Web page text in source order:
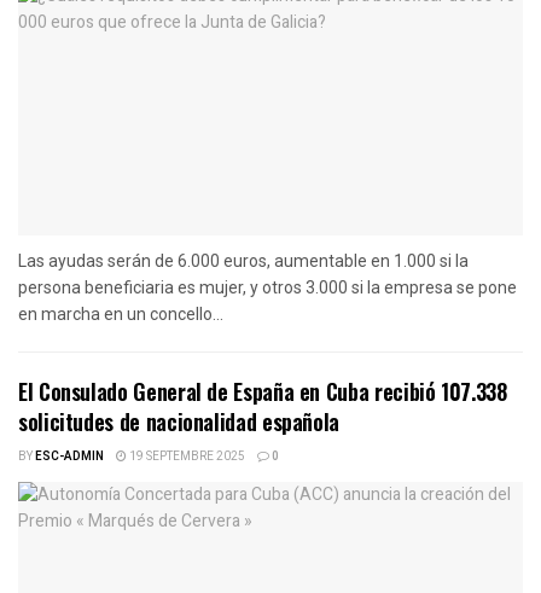
Las ayudas serán de 6.000 euros, aumentable en 1.000 si la
persona beneficiaria es mujer, y otros 3.000 si la empresa se pone
en marcha en un concello...
El Consulado General de España en Cuba recibió 107.338
solicitudes de nacionalidad española
BYESC-ADMIN 19 SEPTEMBRE 2025 0